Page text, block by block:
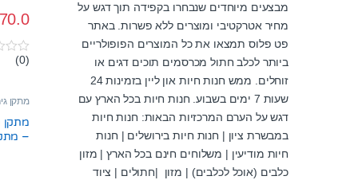
0
o
f
5
(0)
מתקן
–
מבצעים מיוחדים שנבחרו בקפידה תוך דגש על
מחיר אטרקטיבי ומוצרים ללא פשרות. באתר
פט פלוס תמצאו את כל המוצרים הפופולריים
ביותר לכלב חתול מכרסמים תוכים דגים או
זוחלים. ממש חנות חיות און ליין בזמינות 24
שעות 7 ימים בשבוע. חנות חיות בכל הארץ עם
דגש על הערם המרכזיות הבאות: חנות חיות
במבשרת ציון | חנות חיות בירושלים | חנות
חיות מודיעין | משלוחים חינם בכל הארץ | מזון
כלבים (אוכל לכלבים) | מזון |חתולים | ציוד